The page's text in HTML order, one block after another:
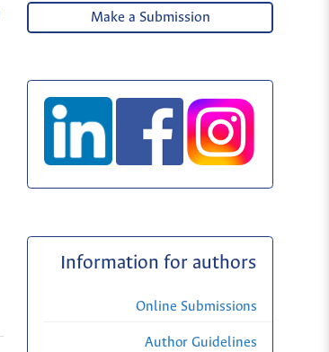
Make a Submission
Information for authors
Online Submissions
Author Guidelines